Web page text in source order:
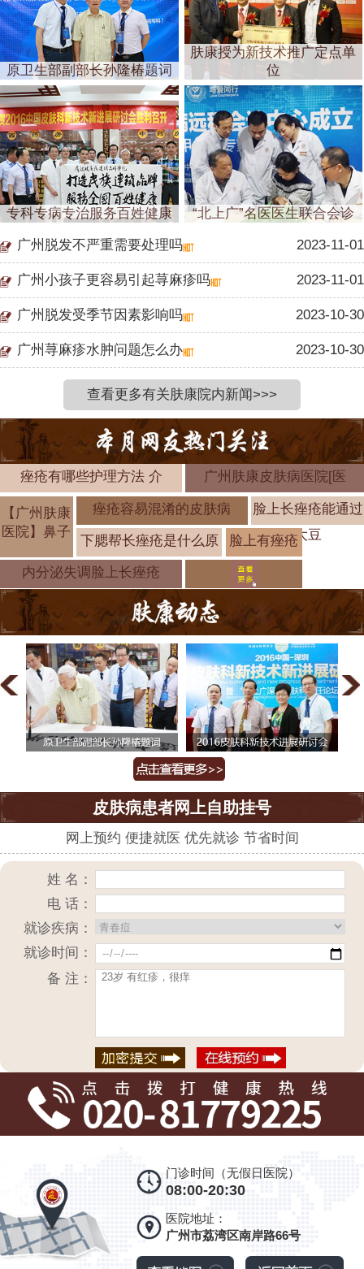
原卫生部副部长孙隆椿题词
肤康授为新技术推广定点单
位
专科专病专治服务百姓健康 “北上广”名医医生联合会诊
广州脱发不严重需要处理吗 2023-11-01
广州小孩子更容易引起荨麻疹吗 2023-11-01
广州脱发受季节因素影响吗 2023-10-30
广州荨麻疹水肿问题怎么办 2023-10-30
查看更多有关肤康院内新闻>>>
痤疮有哪些护理方法 介 广州肤康皮肤病医院[医
【广州肤康
医院】鼻子
痤疮容易混淆的皮肤病
脸上长痤疮能通过
大豆
下腮帮长痤疮是什么原
脸上有痤疮
会有哪些症
内分泌失调脸上长痤疮
皮肤病患者网上自助挂号
网上预约 便捷就医 优先就诊 节省时间
姓 名：
电 话：
就诊疾病：
就诊时间：
备 注：
门诊时间（无假日医院）
08:00-20:30
医院地址：
广州市荔湾区南岸路66号